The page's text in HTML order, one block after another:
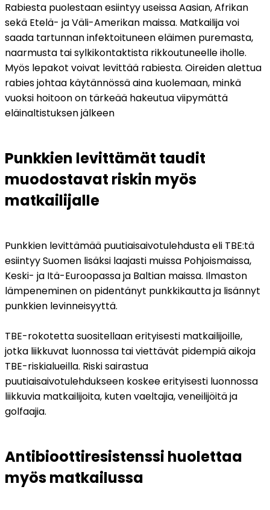
Rabiesta puolestaan esiintyy useissa Aasian, Afrikan
sekä Etelä- ja Väli-Amerikan maissa. Matkailija voi
saada tartunnan infektoituneen eläimen puremasta,
naarmusta tai sylkikontaktista rikkoutuneelle iholle.
Myös lepakot voivat levittää rabiesta. Oireiden alettua
rabies johtaa käytännössä aina kuolemaan, minkä
vuoksi hoitoon on tärkeää hakeutua viipymättä
eläinaltistuksen jälkeen
Punkkien levittämät taudit
muodostavat riskin myös
matkailijalle
Punkkien levittämää puutiaisaivotulehdusta eli TBE:tä
esiintyy Suomen lisäksi laajasti muissa Pohjoismaissa,
Keski- ja Itä-Euroopassa ja Baltian maissa. Ilmaston
lämpeneminen on pidentänyt punkkikautta ja lisännyt
punkkien levinneisyyttä.
TBE-rokotetta suositellaan erityisesti matkailijoille,
jotka liikkuvat luonnossa tai viettävät pidempiä aikoja
TBE-riskialueilla. Riski sairastua
puutiaisaivotulehdukseen koskee erityisesti luonnossa
liikkuvia matkailijoita, kuten vaeltajia, veneilijöitä ja
golfaajia.
Antibioottiresistenssi huolettaa
myös matkailussa